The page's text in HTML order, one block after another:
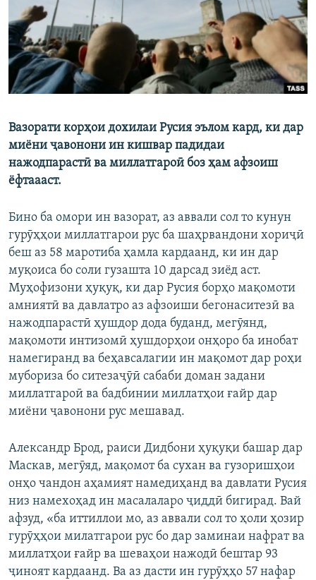
ГУЗОРИШҲОИ РАДИОӢ
Русский
ПАЙГИРӢ КУНЕД
Ҳамаи сомонаҳои RFE/RL
Вазорати корҳои дохилаи Русия эълом кард, ки дар
миёни ҷавонони ин кишвар падидаи
нажодпарастӣ ва миллатгароӣ боз ҳам афзоиш
ёфтаааст.
Бино ба омори ин вазорат, аз аввали сол то кунун
гурӯҳҳои миллатгарои рус ба шаҳрвандони хориҷӣ
беш аз 58 маротиба ҳамла кардаанд, ки ин дар
муқоиса бо соли гузашта 10 дарсад зиёд аст.
Муҳофизони ҳуқуқ, ки дар Русия борҳо мақомоти
амниятӣ ва давлатро аз афзоиши бегонаситезӣ ва
нажодпарастӣ ҳушдор дода буданд, мегӯянд,
мақомоти интизомӣ ҳушдорҳои онҳоро ба инобат
намегиранд ва беҳавсалагии ин мақомот дар роҳи
мубориза бо ситезаҷӯӣ сабаби доман задани
миллатгароӣ ва бадбинии миллатҳои ғайр дар
миёни ҷавонони рус мешавад.
Александр Брод, раиси Дидбони ҳуқуқи башар дар
Маскав, мегӯяд, мақомот ба сухан ва гузоришҳои
онҳо чандон аҳамият намедиҳанд ва давлати Русия
низ намехоҳад ин масалаларо ҷиддӣ бигирад. Вай
афзуд, «ба иттиллои мо, аз аввали сол то ҳоли ҳозир
гурӯҳҳои милатгарои рус бо дар заминаи нафрат ва
миллатҳои ғайр ва шеваҳои нажодӣ бештар 93
ҷиноят кардаанд. Ва аз дасти ин гурӯҳҳо 57 нафар